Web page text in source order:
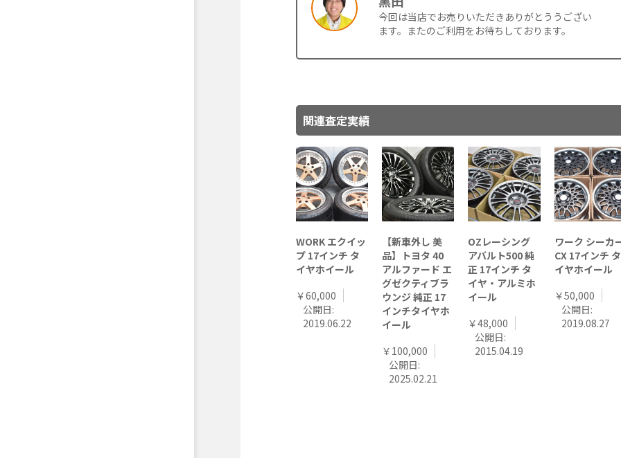
今回は当店でお売りいただきありがとううござい
ます。またのご利用をお待ちしております。
関連査定実績
WORK エクイッ
プ 17インチ タ
イヤホイール
￥60,000
公開日:
2019.06.22
【新車外し 美
品】トヨタ 40
アルファード エ
グゼクティブラ
ウンジ 純正 17
インチタイヤホ
イール
￥100,000
公開日:
2025.02.21
OZレーシング
アバルト500 純
正 17インチ タ
イヤ・アルミホ
イール
￥48,000
公開日:
2015.04.19
ワーク シーカ
CX 17インチ タ
イヤホイール
￥50,000
公開日:
2019.08.27